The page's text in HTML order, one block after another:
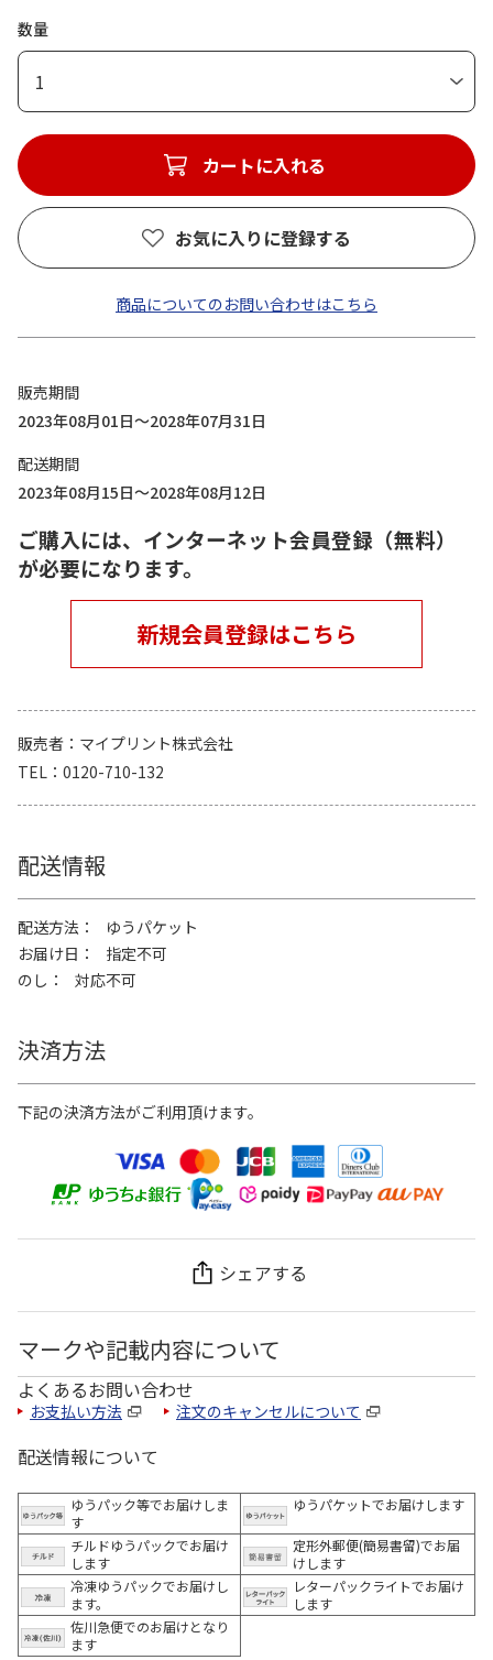
数量
1
カートに入れる
お気に入りに登録する
商品についてのお問い合わせはこちら
販売期間
2023年08月01日～2028年07月31日
配送期間
2023年08月15日～2028年08月12日
ご購入には、インターネット会員登録（無料）
が必要になります。
新規会員登録はこちら
販売者
マイプリント株式会社
TEL
0120-710-132
配送情報
配送方法
ゆうパケット
お届け日
指定不可
のし
対応不可
決済方法
下記の決済方法がご利用頂けます。
シェアする
マークや記載内容について
よくあるお問い合わせ
お支払い方法 注文のキャンセルについて
配送情報について
ゆうパック等でお届けしま
す
ゆうパケットでお届けします
チルドゆうパックでお届け
します
定形外郵便(簡易書留)でお届
けします
冷凍ゆうパックでお届けし
ます。
レターパックライトでお届け
します
佐川急便でのお届けとなり
ます